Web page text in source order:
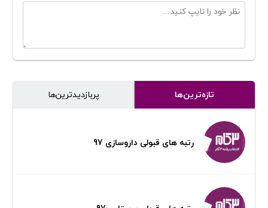
تازه‌ترین‌ها پر‌بازدیدترین‌ها
رتبه های قبولی داروسازی 97